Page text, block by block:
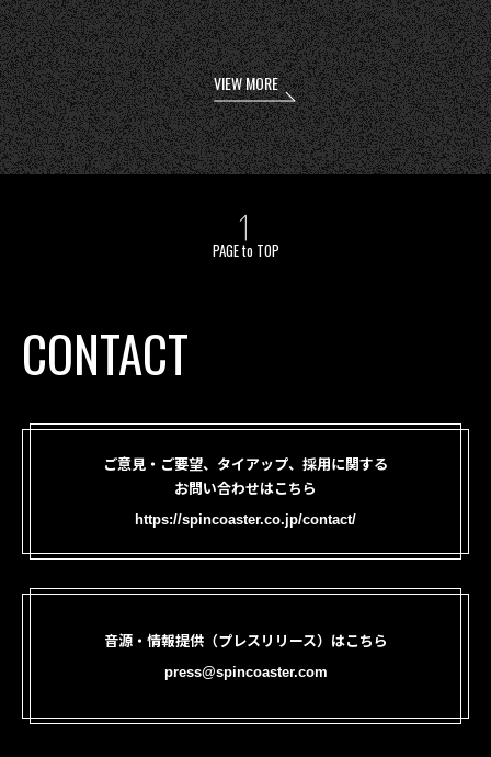
VIEW MORE
PAGE to TOP
CONTACT
ご意見・ご要望、タイアップ、採用に関する
お問い合わせはこちら
https://spincoaster.co.jp/contact/
音源・情報提供（プレスリリース）はこちら
press@spincoaster.com